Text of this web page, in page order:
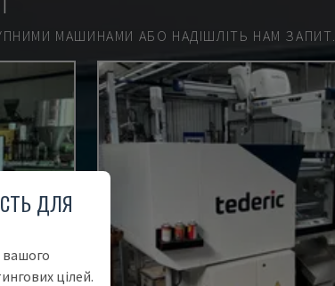
МАШИНАМИ АБО НАДІШЛІТЬ НАМ ЗАПИТ.
для
цілей.